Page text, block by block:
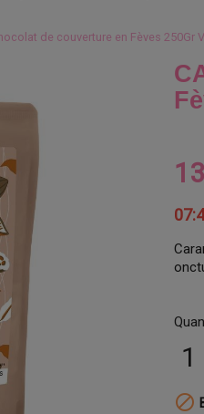
de couverture en Fèves 250Gr
